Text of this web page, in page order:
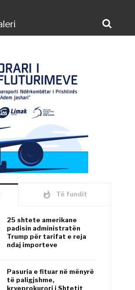
whatshot Të fundit
25 shtete amerikane
padisin administratën
Trump për tarifat e reja
ndaj importeve
Pasuria e fituar në mënyrë
të paligjshme,
kryeprokurori i Shtetit